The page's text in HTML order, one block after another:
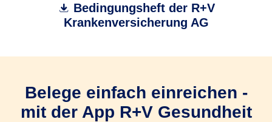
Bedingungsheft der R+V
Krankenversicherung AG
Belege einfach einreichen -
mit der App R+V Gesundheit